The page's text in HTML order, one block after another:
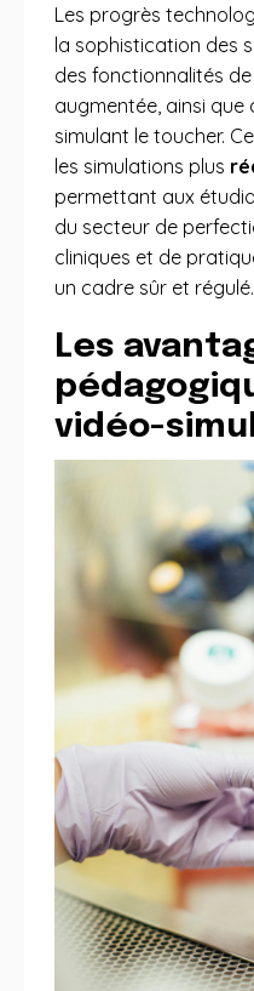
Les progrès
la sophistication des
des fonctionnalités
augmentée, ainsi
simulant le toucher.
les simulations plus
permettant aux
du secteur de
cliniques et de
un cadre sûr et régulé.
Les
vidéo-